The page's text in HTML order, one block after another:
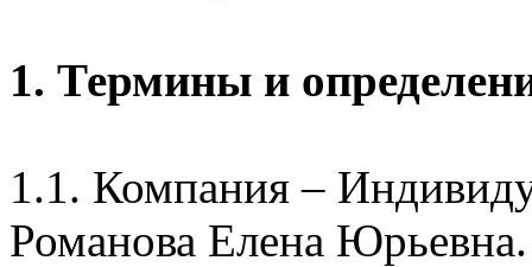
1. Термины и
1.1. Компания –
Романова Елена Юрьевна.